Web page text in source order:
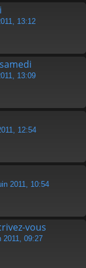
13:12
13:09
12:54
2011, 10:54
vous
2011, 09:27